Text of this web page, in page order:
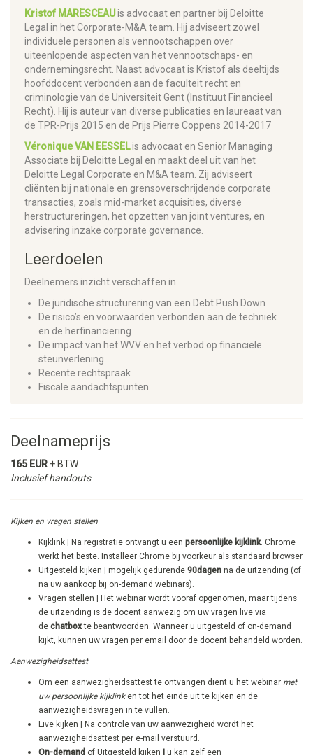
Kristof MARESCEAUis advocaat en partner bij Deloitte
Legal in het Corporate-M&A team. Hij adviseert zowel
individuele personen als vennootschappen over
uiteenlopende aspecten van het vennootschaps- en
ondernemingsrecht. Naast advocaat is Kristof als deeltijds
hoofddocent verbonden aan de faculteit recht en
criminologie van de Universiteit Gent (Instituut Financieel
Recht). Hij is auteur van diverse publicaties en laureaat van
de TPR-Prijs 2015 en de Prijs Pierre Coppens 2014-2017
Véronique VAN EESSELis advocaat en Senior Managing
Associate bij Deloitte Legal en maakt deel uit van het
Deloitte Legal Corporate en M&A team. Zij adviseert
cliënten bij nationale en grensoverschrijdende corporate
transacties, zoals mid-market acquisities, diverse
herstructureringen, het opzetten van joint ventures, en
advisering inzake corporate governance.
Leerdoelen
Deelnemers inzicht verschaffen in
De juridische structurering van een Debt Push Down
De risico’s en voorwaarden verbonden aan de techniek
en de herfinanciering
De impact van het WVV en het verbod op financiële
steunverlening
Recente rechtspraak
Fiscale aandachtspunten
Deelnameprijs
165 EUR + BTW
Inclusief handouts
Kijken en vragen stellen
Kijklink | Na registratie ontvangt u een persoonlijke kijklink. Chrome
werkt het beste. Installeer Chrome bij voorkeur als standaard browser
Uitgesteld kijken | mogelijk gedurende 90dagen na de uitzending (of
na uw aankoop bij on-demand webinars).
​Vragen stellen | Het webinar wordt vooraf opgenomen, maar tijdens
de uitzending is de docent aanwezig om uw vragen live via
de chatboxte beantwoorden. Wanneer u uitgesteld of on-demand
kijkt, kunnen uw vragen per email door de docent behandeld worden.
Aanwezigheidsattest
Om een aanwezigheidsattest te ontvangen dient u het webinar met
uw persoonlijke kijklink en tot het einde uit te kijken en de
aanwezigheidsvragen in te vullen.
Live kijken | Na controle van uw aanwezigheid wordt het
aanwezigheidsattest per e-mail verstuurd.
On-demand of Uitgesteld kijken
u kan zelf een